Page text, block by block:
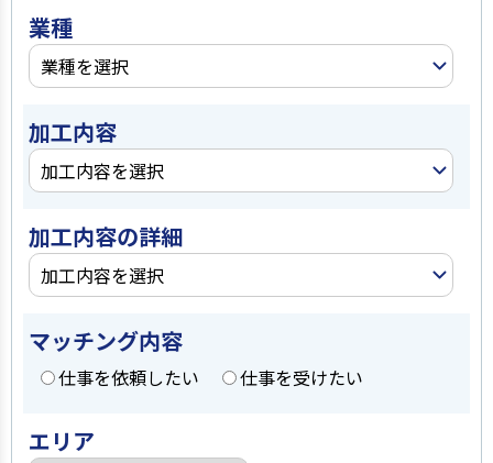
業種
業種を選択
加工内容
加工内容を選択
加工内容の詳細
加工内容を選択
マッチング内容
仕事を依頼したい 仕事を受けたい
エリア